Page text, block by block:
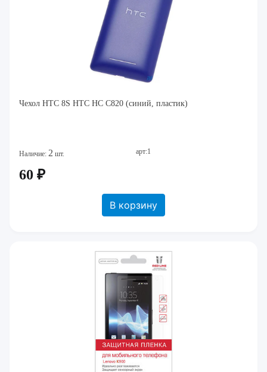
Чехол HTC 8S HTC HC C820 (синий, пластик)
Наличие: 2 шт. арт:1
60 ₽
В корзину